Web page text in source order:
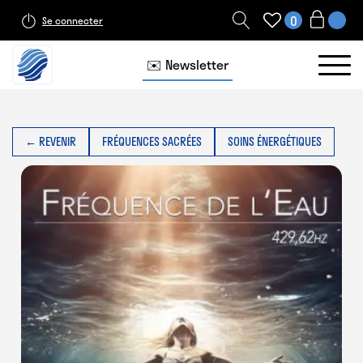
Se connecter 0
✉️ Newsletter
← REVENIR FRÉQUENCES SACRÉES SOINS ÉNERGÉTIQUES